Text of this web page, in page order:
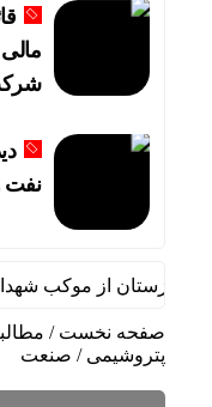
نفت
از موکب شهدای
صفحه نخست /
پتروشیمی / صنعت